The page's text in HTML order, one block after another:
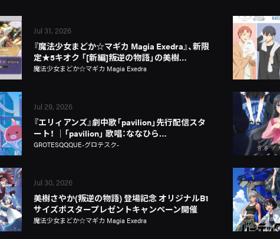
Jul 31, 2026
『魔法少女まどか☆マギカ Magia Exedra』、新限
定★5キオク 「[新編]叛逆の物語」の美樹…
魔法少女まどか☆マギカ Magia Exedra
Jul 29, 2026
『エリィアンズ』劇中歌「pavilion」先行配信スタ
ート！ │「pavilion」 歌唱：ななひら…
GROTESQQQUE-グロテスク-
Jul 30, 2026
美樹さやか(叛逆の物語) 登場記念 オリジナルB1
サイズポスタープレゼントキャンペーン開催
魔法少女まどか☆マギカ Magia Exedra